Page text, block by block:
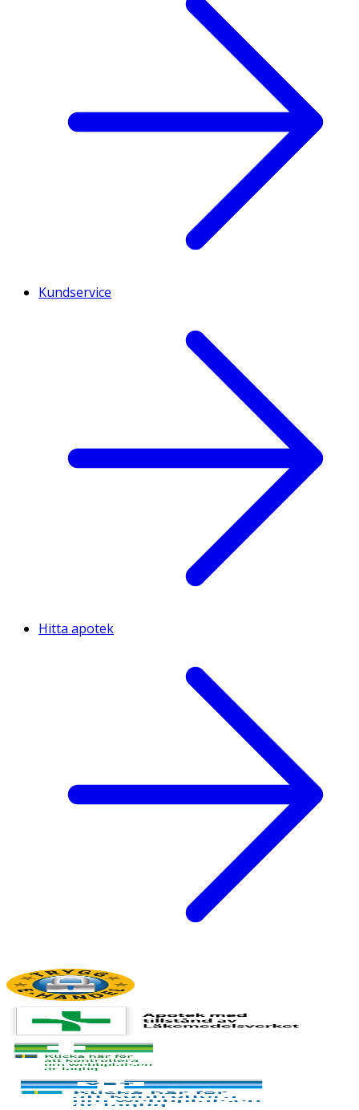
Kundservice
Hitta apotek